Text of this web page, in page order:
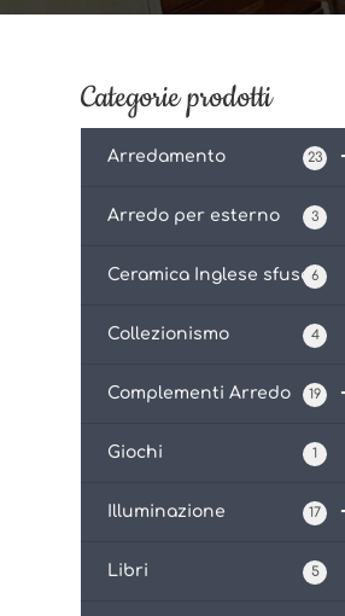
Categorie prodotti
Arredamento 23
Arredo per esterno 3
Ceramica Inglese sfusa6
Collezionismo 4
Complementi Arredo 19
Giochi 1
Illuminazione 17
Libri 5